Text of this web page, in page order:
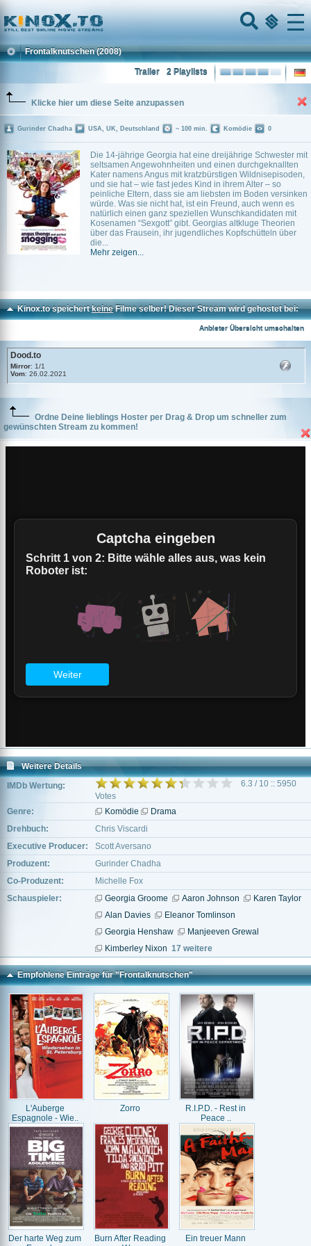
Home
Menu
Frontalknutschen (2008)
2 Playlists
Trailer
Klicke hier um diese Seite anzupassen
Die 14-jährige Georgia hat eine dreijährige Schwester mit
seltsamen Angewohnheiten und einen durchgeknallten
Kater namens Angus mit kratzbürstigen Wildnisepisoden,
und sie hat – wie fast jedes Kind in ihrem Alter – so
peinliche Eltern, dass sie am liebsten im Boden versinken
würde. Was sie nicht hat, ist ein Freund, auch wenn es
natürlich einen ganz speziellen Wunschkandidaten mit
Kosenamen “Sexgott” gibt. Georgias altkluge Theorien
über das Frausein, ihr jugendliches Kopfschütteln über
die...
Mehr zeigen...
Gurinder Chadha USA, UK, Deutschland ~ 100 min. Komödie 0
Kinox.to speichertkeineFilme selber! Dieser Stream wird gehostet bei:
Anbieter Übersicht umschalten
Dood.to
Mirror: 1/1
Vom: 26.02.2021
Ordne Deine lieblings Hoster per Drag & Drop um schneller zum
gewünschten Stream zu kommen!
Weitere Details
IMDb Wertung:
6.3 / 10 :: 5950
Votes
Genre:
Komödie
Drama
Drehbuch:
Chris Viscardi
Executive Producer:
Scott Aversano
Produzent:
Gurinder Chadha
Co-Produzent:
Michelle Fox
Schauspieler:
Georgia Groome Aaron Johnson
Karen Taylor
Alan Davies
Eleanor Tomlinson
Georgia Henshaw
Manjeeven Grewal
Kimberley Nixon 17 weitere
Empfohlene Einträge für "Frontalknutschen"
L'Auberge
Espagnole - Wie..
Zorro
R.I.P.D. - Rest in
Peace ..
Der harte Weg zum
Burn After Reading
Ein treuer Mann